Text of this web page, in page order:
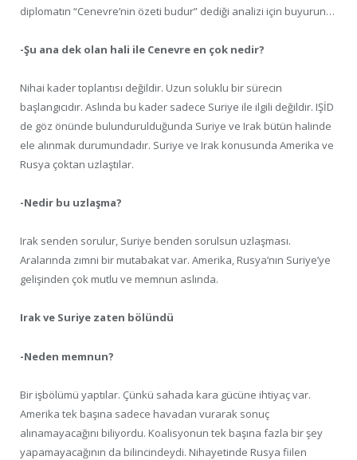
diplomatın “Cenevre’nin özeti budur” dediği analizi için buyurun…
-Şu ana dek olan hali ile Cenevre en çok nedir?
Nihai kader toplantısı değildir. Uzun soluklu bir sürecin
başlangıcıdır. Aslında bu kader sadece Suriye ile ilgili değildir. IŞİD
de göz önünde bulundurulduğunda Suriye ve Irak bütün halinde
ele alınmak durumundadır. Suriye ve Irak konusunda Amerika ve
Rusya çoktan uzlaştılar.
-Nedir bu uzlaşma?
Irak senden sorulur, Suriye benden sorulsun uzlaşması.
Aralarında zımni bir mutabakat var. Amerika, Rusya’nın Suriye’ye
gelişinden çok mutlu ve memnun aslında.
Irak ve Suriye zaten bölündü
-Neden memnun?
Bir işbölümü yaptılar. Çünkü sahada kara gücüne ihtiyaç var.
Amerika tek başına sadece havadan vurarak sonuç
alınamayacağını biliyordu. Koalisyonun tek başına fazla bir şey
yapamayacağının da bilincindeydi. Nihayetinde Rusya fiilen